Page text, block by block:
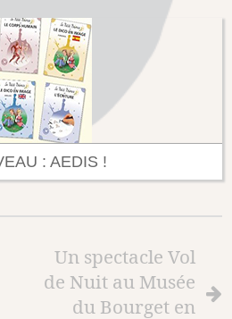
: AEDIS !
Un spectacle Vol
de Nuit au Musée
du Bourget en